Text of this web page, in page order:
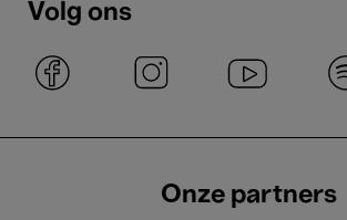
Volg ons
Onze partners